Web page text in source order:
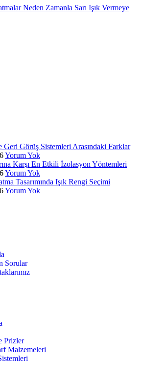
Neden Zamanla Sarı Işık Vermeye
Geri Görüş Sistemleri Arasındaki Farklar
Yorum Yok
Karşı En Etkili İzolasyon Yöntemleri
Yorum Yok
Tasarımında Işık Rengi Seçimi
Yorum Yok
Sorular
Prizler
Malzemeleri